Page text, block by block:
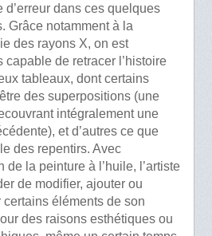
d’erreur dans ces quelques
Grâce notamment à la
des rayons X, on est
capable de retracer l’histoire
tableaux, dont certains
des superpositions (une
intégralement une
et d’autres ce que
des repentirs. Avec
de la peinture à l’huile, l’artiste
de modifier, ajouter ou
certains éléments de son
des raisons esthétiques ou